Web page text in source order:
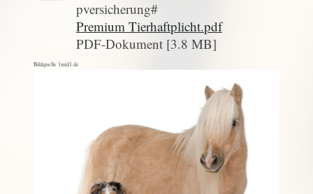
pversicherung#
Premium Tierhaftplicht.pdf
PDF-Dokument [3.8 MB]
Bildquelle 1und1.de